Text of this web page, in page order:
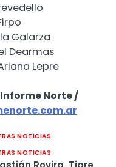
Galarza
Dearmas
Lepre
Norte /
NOTICIAS
NOTICIAS